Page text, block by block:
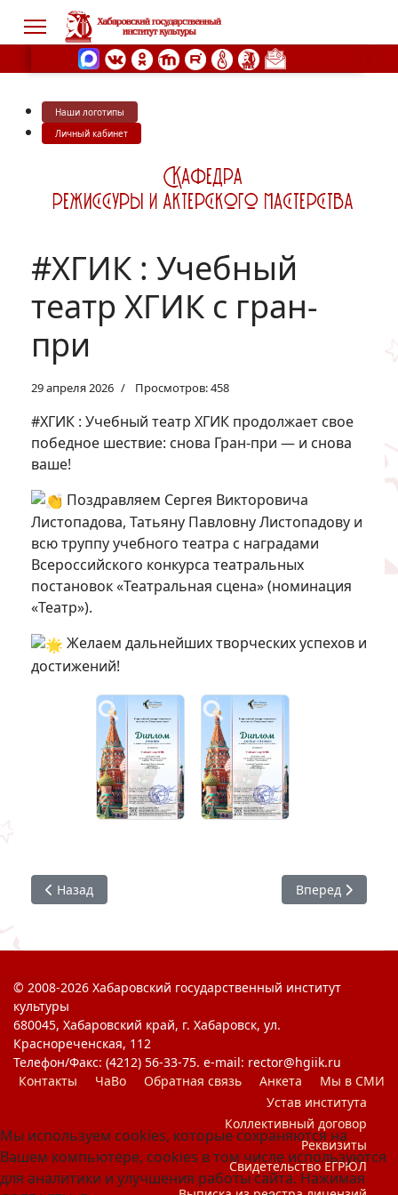
Наши логотипы
Личный кабинет
#ХГИК : Учебный
театр ХГИК с гран-
при
29 апреля 2026 Просмотров: 458
#ХГИК : Учебный театр ХГИК продолжает свое
победное шествие: снова Гран-при — и снова
ваше!
Поздравляем Сергея Викторовича
Листопадова, Татьяну Павловну Листопадову и
всю труппу учебного театра с наградами
Всероссийского конкурса театральных
постановок «Театральная сцена» (номинация
«Театр»).
Желаем дальнейших творческих успехов и
достижений!
Предыдущий: #ХГИК : ДИПЛОМФЕСТ
Назад Следующий:
Вперед
© 2008-2026 Хабаровский государственный институт
культуры
680045, Хабаровский край, г. Хабаровск, ул.
Краснореченская, 112
Телефон/Факс: (4212) 56-33-75. e-mail: rector@hgiik.ru
Контакты
ЧаВо Обратная связь Анкета
Мы в СМИ
Устав института
Коллективный договор
Реквизиты
Свидетельство ЕГРЮЛ
Мы используем cookies, которые сохраняются на
Вашем компьютере, cookies в том числе используются
для аналитики и улучшения работы сайта. Нажимая